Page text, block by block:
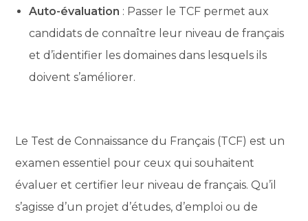
Auto-évaluation : Passer le TCF permet aux
candidats de connaître leur niveau de français
et d’identifier les domaines dans lesquels ils
doivent s’améliorer.
Le Test de Connaissance du Français (TCF) est un
examen essentiel pour ceux qui souhaitent
évaluer et certifier leur niveau de français. Qu’il
s’agisse d’un projet d’études, d’emploi ou de